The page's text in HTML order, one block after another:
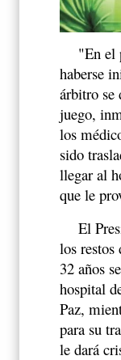
"En el
haberse
árbitro se
juego,
los
sido
llegar al
que le
El
los restos
32 años
hospital
Paz,
para su
le dará